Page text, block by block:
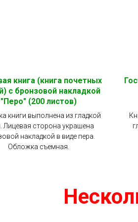
книга (книга почетных
с бронзовой накладкой
"Перо" (200 листов)
книги выполнена из гладкой
Лицевая сторона украшена
накладкой в виде пера.
Обложка съемная.